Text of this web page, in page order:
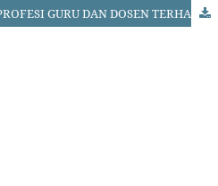
PERLINDUNGAN HUKUM PROFESI GURU DAN DOSEN TERHADAP PEMBERIAN IMBALAN YANG TIDAK WAJAR DALAM UNDANG-UNDANG NOMOR 14 TAHUN 2005 TENTANG GURU DAN DOSEN